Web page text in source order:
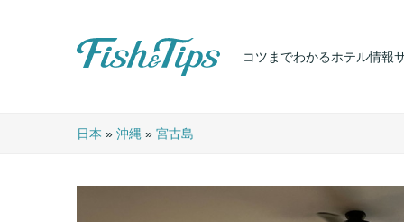
コツまでわかるホテル情報
日本 » 沖縄 » 宮古島